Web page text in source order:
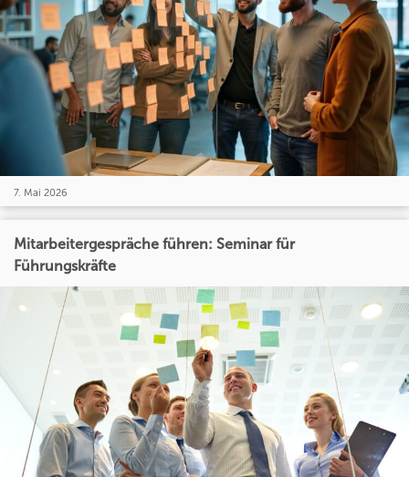
7. Mai 2026
Mitarbeitergespräche führen: Seminar für
Führungskräfte